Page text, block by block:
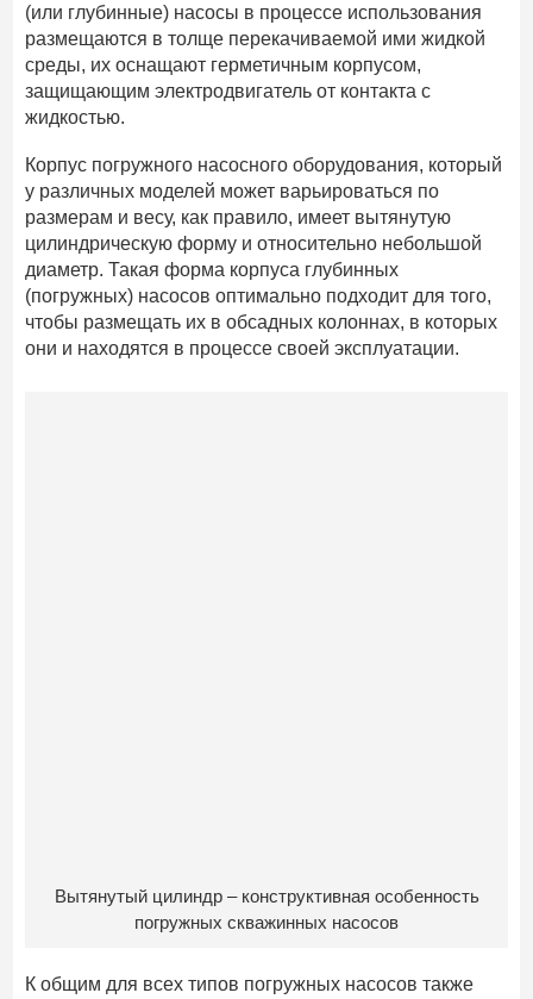
(или глубинные) насосы в процессе использования
размещаются в толще перекачиваемой ими жидкой
среды, их оснащают герметичным корпусом,
защищающим электродвигатель от контакта с
жидкостью.
Корпус погружного насосного оборудования, который
у различных моделей может варьироваться по
размерам и весу, как правило, имеет вытянутую
цилиндрическую форму и относительно небольшой
диаметр. Такая форма корпуса глубинных
(погружных) насосов оптимально подходит для того,
чтобы размещать их в обсадных колоннах, в которых
они и находятся в процессе своей эксплуатации.
Вытянутый цилиндр – конструктивная особенность
погружных скважинных насосов
К общим для всех типов погружных насосов также